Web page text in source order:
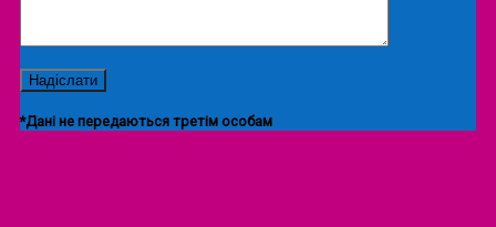
*Дані не передаються третім особам